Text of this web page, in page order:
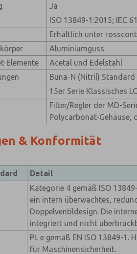
Ja
ISO 13849-1:2015; IEC
Erhältlich unter
Aluminiumguss
Elemente
Acetal und Edelstahl
Buna-N (Nitril) Standard
15er Serie Klassisches
Filter/Regler der MD-
Polycarbonat-Gehäuse,
& Konformität
Detail
Kategorie 4 gemäß ISO
ein intern überwachtes,
Doppelventildesign. Die
integriert und nicht
PL e gemäß EN ISO 13849-1.
für Maschinensicherheit.